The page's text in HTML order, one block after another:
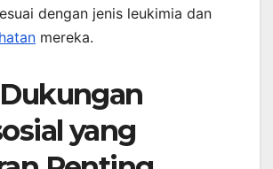
dengan jenis leukimia dan
mereka.
yang